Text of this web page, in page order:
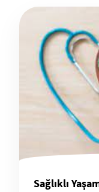
Sağlıklı